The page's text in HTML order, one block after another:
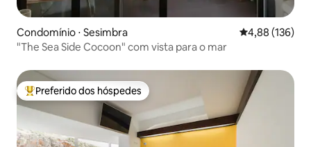
Condomínio ⋅ Sesimbra 4,88 de uma
4,88 (136)
"The Sea Side Cocoon" com vista para o mar
Entre os melhores preferidos dos hóspedes
Preferido dos hóspedes